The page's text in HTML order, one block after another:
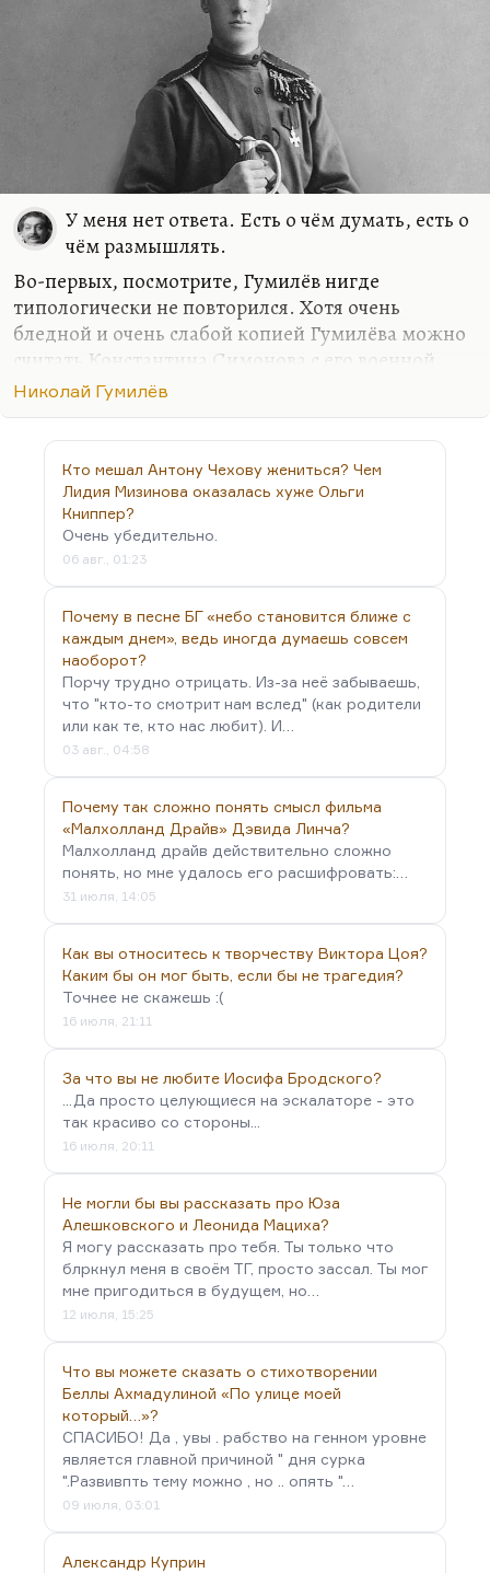
ограничения. Очень немногие люди, очень
глубоко задумывающиеся…
У меня нет ответа. Есть о чём думать, есть о
чём размышлять.
Во-первых, посмотрите, Гумилёв нигде
типологически не повторился. Хотя очень
бледной и очень слабой копией Гумилёва можно
считать Константина Симонова с его военной
поэзией и с его любовной драмой, потому что,
конечно, и сюжет книги «С тобой и без тебя» —
это абсолютно сюжет книги «Шатёр», сюжет
книги «Колчан», сюжет всего позднего Гумилёва,
сюжет «Чужого неба». Это история рыцарства,
которое натыкается на твердыню женской
холодности, женской неверности: ты такой
герой, а вот любовь-то твоя и не нужна. И у этой
истории есть продолжение: потом, на войне, ты
становишься героем, а после этого тебе самому
уже не нужна любовь.
Николай Гумилёв
Кто мешал Антону Чехову жениться? Чем
Лидия Мизинова оказалась хуже Ольги
Книппер?
Очень убедительно.
06 авг., 01:23
Почему в песне БГ «небо становится ближе с
каждым днем», ведь иногда думаешь совсем
наоборот?
Порчу трудно отрицать. Из-за неё забываешь,
что "кто-то смотрит нам вслед" (как родители
или как те, кто нас любит). И…
03 авг., 04:58
Почему так сложно понять смысл фильма
«Малхолланд Драйв» Дэвида Линча?
Малхолланд драйв действительно сложно
понять, но мне удалось его расшифровать:…
31 июля, 14:05
Как вы относитесь к творчеству Виктора Цоя?
Каким бы он мог быть, если бы не трагедия?
Точнее не скажешь :(
16 июля, 21:11
За что вы не любите Иосифа Бродского?
...Да просто целующиеся на эскалаторе - это
так красиво со стороны...
16 июля, 20:11
Не могли бы вы рассказать про Юза
Алешковского и Леонида Мациха?
Я могу рассказать про тебя. Ты только что
блркнул меня в своём ТГ, просто зассал. Ты мог
мне пригодиться в будущем, но…
12 июля, 15:25
Что вы можете сказать о стихотворении
Беллы Ахмадулиной «По улице моей
который…»?
СПАСИБО! Да , увы . рабство на генном уровне
является главной причиной " дня сурка
".Развивпть тему можно , но .. опять "…
09 июля, 03:01
Александр Куприн